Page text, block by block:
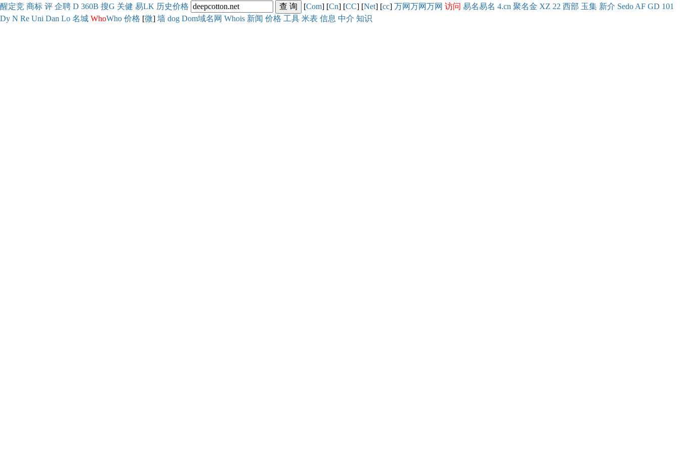
醒定竞 商标 评 企聘 D 360B 搜G 关健 易LK 历史价格 [Com] [Cn] [CC] [Net] [cc] 万网万网万网 访问 易名易名 4.cn 聚名金 XZ 22 西部 玉集 新介 Sedo AF GD 101
Dy N Re Uni Dan Lo 名城 WhoWho 价格 [微] 墙 dog Dom域名网 Whois 新闻 价格 工具 米表 信息 中介 知识